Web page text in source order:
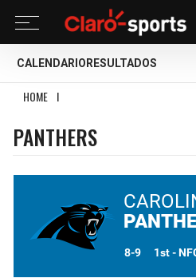
CALENDARIO RESULTADOS
HOME I
PANTHERS